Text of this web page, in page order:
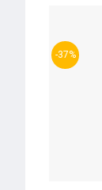
-37%